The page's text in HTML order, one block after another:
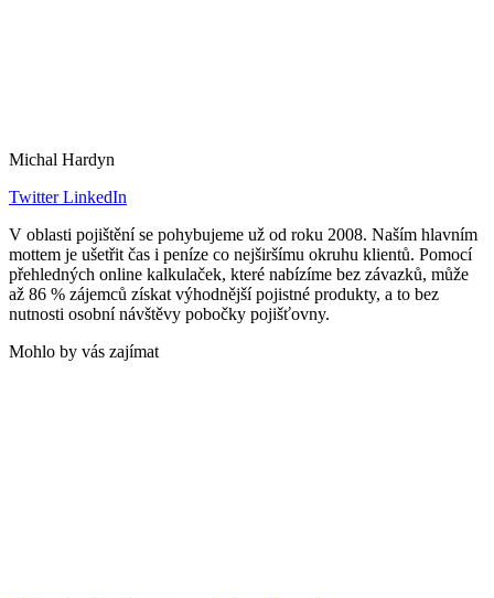
Michal Hardyn
TwitterLinkedIn
V oblasti pojištění se pohybujeme už od roku 2008. Naším hlavním
mottem je ušetřit čas i peníze co nejširšímu okruhu klientů. Pomocí
přehledných online kalkulaček, které nabízíme bez závazků, může
až 86 % zájemců získat výhodnější pojistné produkty, a to bez
nutnosti osobní návštěvy pobočky pojišťovny.
Mohlo by vás zajímat